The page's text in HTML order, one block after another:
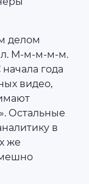
делом
М-м-м-м-м.
года
видео,
Остальные
в
же